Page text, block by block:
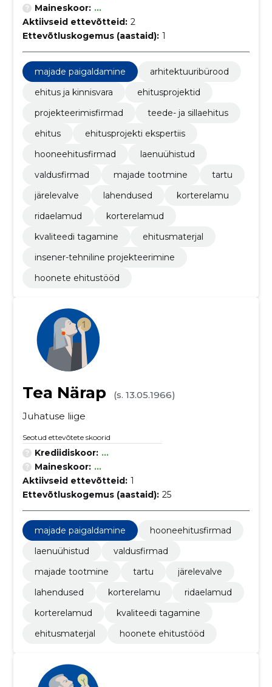
Maineskoor: ...
Aktiivseid ettevõtteid: 2
Ettevõtluskogemus (aastaid): 1
majade paigaldamine
arhitektuuribürood
ehitus ja kinnisvara
ehitusprojektid
projekteerimisfirmad
teede- ja sillaehitus
ehitus
ehitusprojekti ekspertiis
hooneehitusfirmad
laenuühistud
valdusfirmad
majade tootmine
tartu
järelevalve
lahendused
korterelamu
ridaelamud
korterelamud
kvaliteedi tagamine
ehitusmaterjal
insener-tehniline projekteerimine
hoonete ehitustööd
Tea Närap
(s. 13.05.1966)
Juhatuse liige
Seotud ettevõtete skoorid
Krediidiskoor: ...
Maineskoor: ...
Aktiivseid ettevõtteid: 1
Ettevõtluskogemus (aastaid): 25
majade paigaldamine
hooneehitusfirmad
laenuühistud
valdusfirmad
majade tootmine
tartu
järelevalve
lahendused
korterelamu
ridaelamud
korterelamud
kvaliteedi tagamine
ehitusmaterjal
hoonete ehitustööd